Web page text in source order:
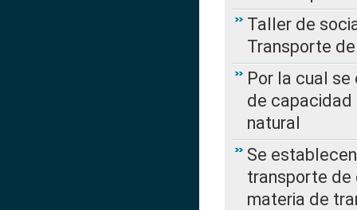
Taller de
Transporte
Por la cual
de capacidad
natural
Se
transporte de
materia de